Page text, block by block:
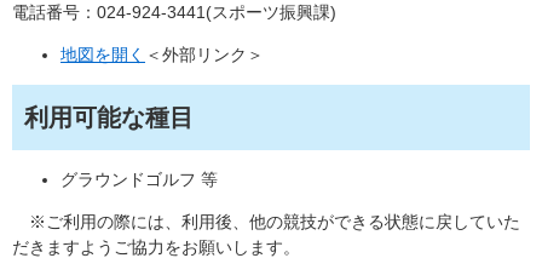
電話番号：024-924-3441(スポーツ振興課)
地図を開く ＜外部リンク＞
利用可能な種目
グラウンドゴルフ 等
※ご利用の際には、利用後、他の競技ができる状態に戻していた
だきますようご協力をお願いします。